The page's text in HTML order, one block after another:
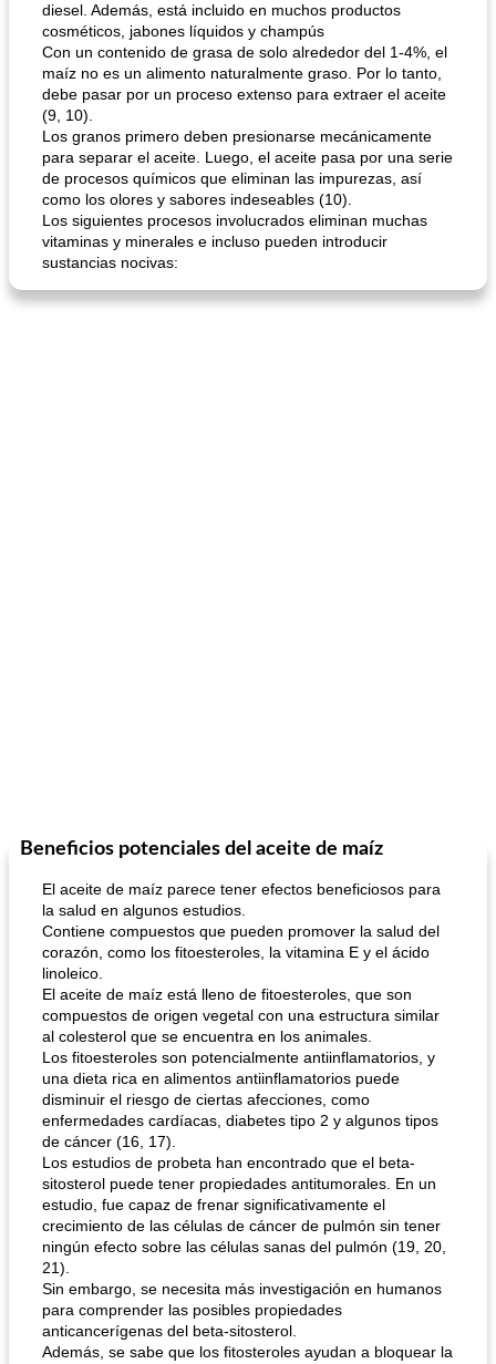
sopa de lentejas negras del chef john
diesel. Además, está incluido en muchos productos
cosméticos, jabones líquidos y champús
Con un contenido de grasa de solo alrededor del 1-4%, el
maíz no es un alimento naturalmente graso. Por lo tanto,
debe pasar por un proceso extenso para extraer el aceite
(9, 10).
Los granos primero deben presionarse mecánicamente
para separar el aceite. Luego, el aceite pasa por una serie
de procesos químicos que eliminan las impurezas, así
como los olores y sabores indeseables (10).
Los siguientes procesos involucrados eliminan muchas
vitaminas y minerales e incluso pueden introducir
sustancias nocivas:
Beneficios potenciales del aceite de maíz
El aceite de maíz parece tener efectos beneficiosos para
la salud en algunos estudios.
Contiene compuestos que pueden promover la salud del
corazón, como los fitoesteroles, la vitamina E y el ácido
linoleico.
El aceite de maíz está lleno de fitoesteroles, que son
compuestos de origen vegetal con una estructura similar
al colesterol que se encuentra en los animales.
Los fitoesteroles son potencialmente antiinflamatorios, y
una dieta rica en alimentos antiinflamatorios puede
disminuir el riesgo de ciertas afecciones, como
enfermedades cardíacas, diabetes tipo 2 y algunos tipos
de cáncer (16, 17).
Los estudios de probeta han encontrado que el beta-
sitosterol puede tener propiedades antitumorales. En un
estudio, fue capaz de frenar significativamente el
crecimiento de las células de cáncer de pulmón sin tener
ningún efecto sobre las células sanas del pulmón (19, 20,
21).
Sin embargo, se necesita más investigación en humanos
para comprender las posibles propiedades
anticancerígenas del beta-sitosterol.
Además, se sabe que los fitosteroles ayudan a bloquear la